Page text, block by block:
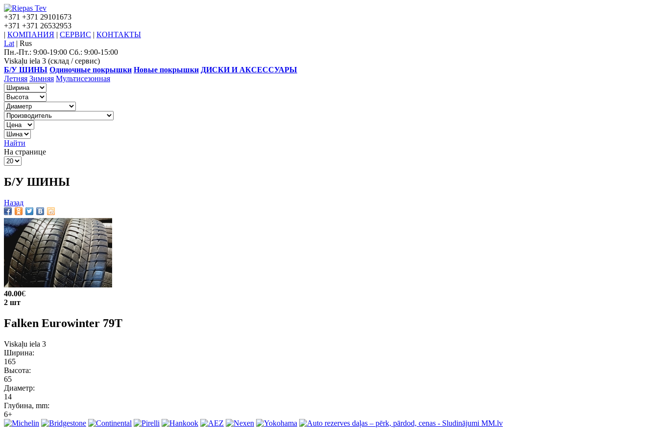
+371 +371 29101673
+371 +371 26532953
| КОМПАНИЯ | СЕРВИС | КОНТАКТЫ
Lat | Rus
Пн.-Пт.: 9:00-19:00 Сб.: 9:00-15:00
Viskaļu iela 3 (склад / сервис)
Б/У ШИНЫ Одиночные покрышки Новые покрышки ДИСКИ И АКСЕССУАРЫ
Летняя Зимняя Мультисезонная
Найти
На странице
Б/У ШИНЫ
Назад
40.00€
2 шт
Falken Eurowinter 79T
Viskaļu iela 3
Ширина:
165
Высота:
65
Диаметр:
14
Глубина, mm:
6+